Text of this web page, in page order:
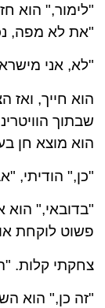
"לימור," הוא
"את לא מפה,
"לא, אני
הוא חייך, ואז
שבתוך
הוא מוצא חן
"כן," הודיתי,
"בדובאי,"
פשוט לוקחת
צחקתי קלות.
"זה כן," הוא